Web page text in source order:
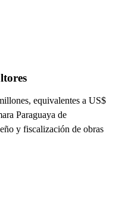
equivalentes a US$
Paraguaya de
y fiscalización de obras